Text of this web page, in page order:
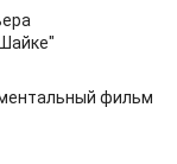
фильм